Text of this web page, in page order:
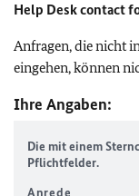
Help Desk contact
Anfragen, die nicht
eingehen, können
Ihre Angaben:
Die mit einem
Pflichtfelder.
Anrede